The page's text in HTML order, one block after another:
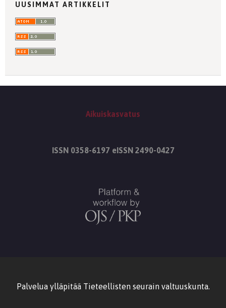
UUSIMMAT ARTIKKELIT
Aikuiskasvatus
ISSN 0358-6197 eISSN 2490-0427
Palvelua ylläpitää Tieteellisten seurain valtuuskunta